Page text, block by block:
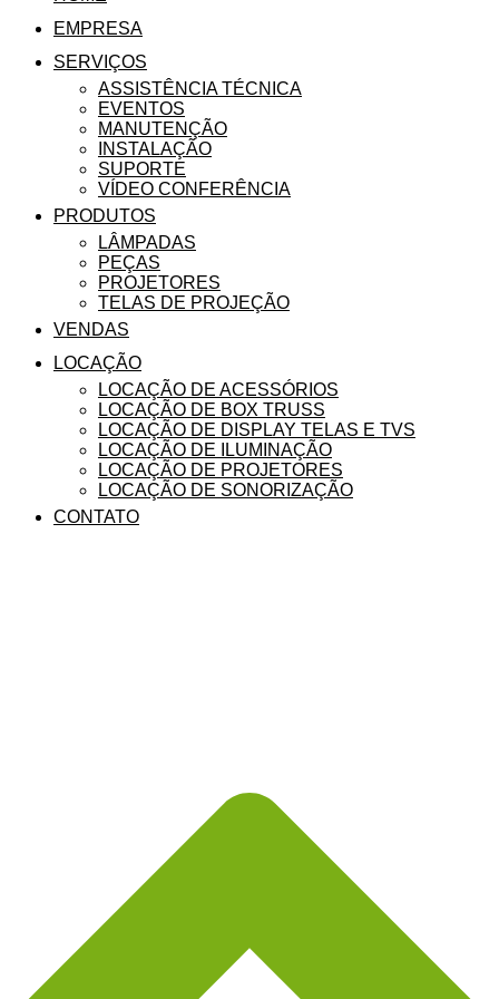
EMPRESA
SERVIÇOS
ASSISTÊNCIA TÉCNICA
EVENTOS
MANUTENÇÃO
INSTALAÇÃO
SUPORTE
VÍDEO CONFERÊNCIA
PRODUTOS
LÂMPADAS
PEÇAS
PROJETORES
TELAS DE PROJEÇÃO
VENDAS
LOCAÇÃO
LOCAÇÃO DE ACESSÓRIOS
LOCAÇÃO DE BOX TRUSS
LOCAÇÃO DE DISPLAY TELAS E TVS
LOCAÇÃO DE ILUMINAÇÃO
LOCAÇÃO DE PROJETORES
LOCAÇÃO DE SONORIZAÇÃO
CONTATO